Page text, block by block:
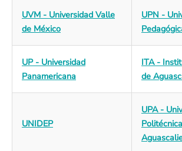
UVM - Universidad Valle
de México
UPN -
UP - Universidad
Panamericana
ITA -
de
UNIDEP
UPA -